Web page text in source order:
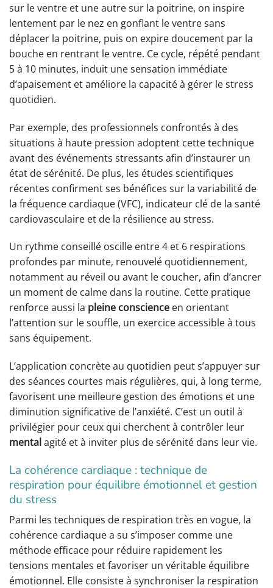
sur le ventre et une autre sur la poitrine, on inspire
lentement par le nez en gonflant le ventre sans
déplacer la poitrine, puis on expire doucement par la
bouche en rentrant le ventre. Ce cycle, répété pendant
5 à 10 minutes, induit une sensation immédiate
d’apaisement et améliore la capacité à gérer le stress
quotidien.
Par exemple, des professionnels confrontés à des
situations à haute pression adoptent cette technique
avant des événements stressants afin d’instaurer un
état de sérénité. De plus, les études scientifiques
récentes confirment ses bénéfices sur la variabilité de
la fréquence cardiaque (VFC), indicateur clé de la santé
cardiovasculaire et de la résilience au stress.
Un rythme conseillé oscille entre 4 et 6 respirations
profondes par minute, renouvelé quotidiennement,
notamment au réveil ou avant le coucher, afin d’ancrer
un moment de calme dans la routine. Cette pratique
renforce aussi la pleine conscience en orientant
l’attention sur le souffle, un exercice accessible à tous
sans équipement.
L’application concrète au quotidien peut s’appuyer sur
des séances courtes mais régulières, qui, à long terme,
favorisent une meilleure gestion des émotions et une
diminution significative de l’anxiété. C’est un outil à
privilégier pour ceux qui cherchent à contrôler leur
mentalagité et à inviter plus de sérénité dans leur vie.
La cohérence cardiaque : technique de
respiration pour équilibre émotionnel et gestion
du stress
Parmi les techniques de respiration très en vogue, la
cohérence cardiaque a su s’imposer comme une
méthode efficace pour réduire rapidement les
tensions mentales et favoriser un véritable équilibre
émotionnel. Elle consiste à synchroniser la respiration